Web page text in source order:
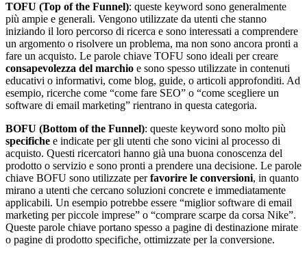
TOFU (Top of the Funnel): queste keyword sono generalmente
più ampie e generali. Vengono utilizzate da utenti che stanno
iniziando il loro percorso di ricerca e sono interessati a comprendere
un argomento o risolvere un problema, ma non sono ancora pronti a
fare un acquisto. Le parole chiave TOFU sono ideali per creare
consapevolezza del marchio e sono spesso utilizzate in contenuti
educativi o informativi, come blog, guide, o articoli approfonditi. Ad
esempio, ricerche come “come fare SEO” o “come scegliere un
software di email marketing” rientrano in questa categoria.
BOFU (Bottom of the Funnel): queste keyword sono molto più
specifiche e indicate per gli utenti che sono vicini al processo di
acquisto. Questi ricercatori hanno già una buona conoscenza del
prodotto o servizio e sono pronti a prendere una decisione. Le parole
chiave BOFU sono utilizzate perfavorire le conversioni, in quanto
mirano a utenti che cercano soluzioni concrete e immediatamente
applicabili. Un esempio potrebbe essere “miglior software di email
marketing per piccole imprese” o “comprare scarpe da corsa Nike”.
Queste parole chiave portano spesso a pagine di destinazione mirate
o pagine di prodotto specifiche, ottimizzate per la conversione.